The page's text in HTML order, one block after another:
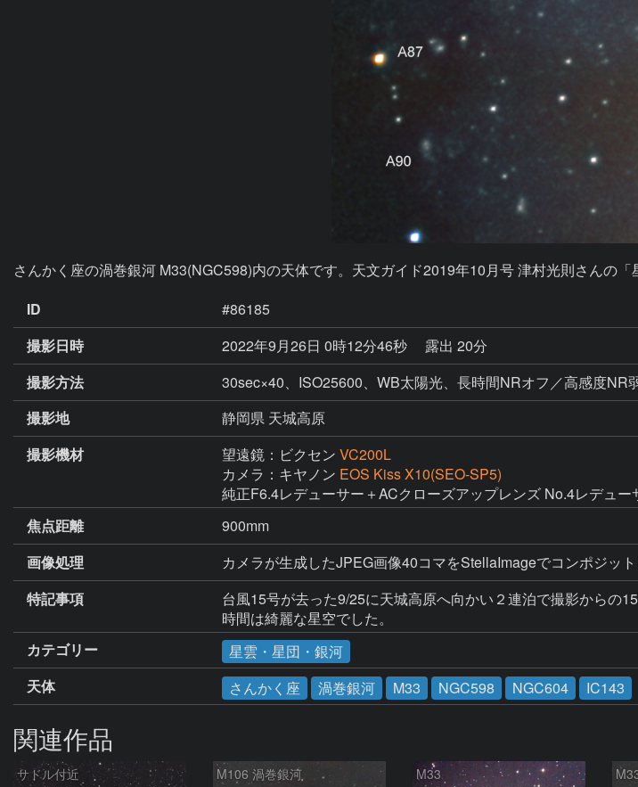
さんかく座の渦巻銀河 M33(NGC598)内の天体です。天文ガイド2019年10月号 津村光則さんの
ID
#86185
撮影日時
2022年9月26日 0時12分46秒
露出 20分
撮影方法
30sec×40、ISO25600、WB太陽光、長時間NRオフ／高感度NR
撮影地
静岡県 天城高原
撮影機材
望遠鏡：ビクセン VC200L
カメラ：キヤノン EOS Kiss X10(SEO-SP5)
純正F6.4レデューサー＋ACクローズアップレンズ No.4レデュ
焦点距離
900mm
画像処理
カメラが生成したJPEG画像40コマをStellaImageでコンポジッ
特記事項
台風15号が去った9/25に天城高原へ向かい２連泊で撮影からの
時間は綺麗な星空でした。
カテゴリー
星雲・星団・銀河
天体
さんかく座 渦巻銀河 M33 NGC598 NGC604 IC143
関連作品
サドル付近 M106 渦巻銀河 M33